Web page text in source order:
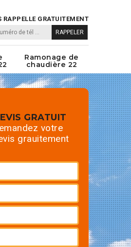
RAPPELLE GRATUITEMENT
Ramonage de
chaudière 22
GRATUIT
votre
grauitement